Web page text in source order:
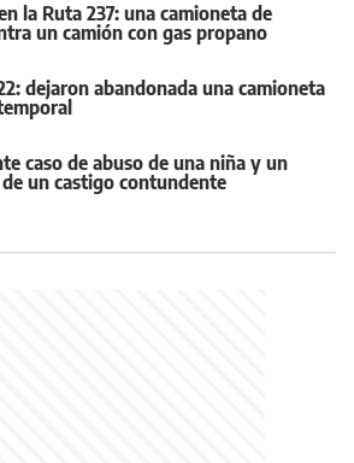
la Ruta 237: una camioneta de
un camión con gas propano
dejaron abandonada una camioneta
caso de abuso de una niña y un
un castigo contundente